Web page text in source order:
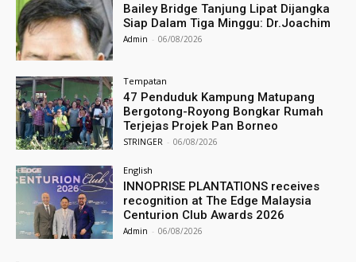
Bailey Bridge Tanjung Lipat Dijangka
Siap Dalam Tiga Minggu: Dr.Joachim
Admin - 06/08/2026
Tempatan
47 Penduduk Kampung Matupang
Bergotong-Royong Bongkar Rumah
Terjejas Projek Pan Borneo
STRINGER - 06/08/2026
English
INNOPRISE PLANTATIONS receives
recognition at The Edge Malaysia
Centurion Club Awards 2026
Admin - 06/08/2026